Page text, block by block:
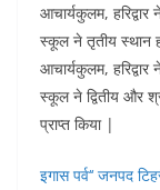
आचार्यकुलम,
स्कूल ने तृतीय स्थान
आचार्यकुलम,
स्कूल ने द्वितीय और
प्राप्त किया |
इगास पर्व‘‘ जनपद